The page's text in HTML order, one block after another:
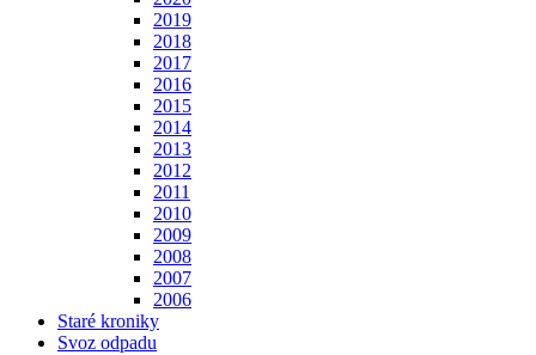
2019
2018
2017
2016
2015
2014
2013
2012
2011
2010
2009
2008
2007
2006
Staré kroniky
Svoz odpadu